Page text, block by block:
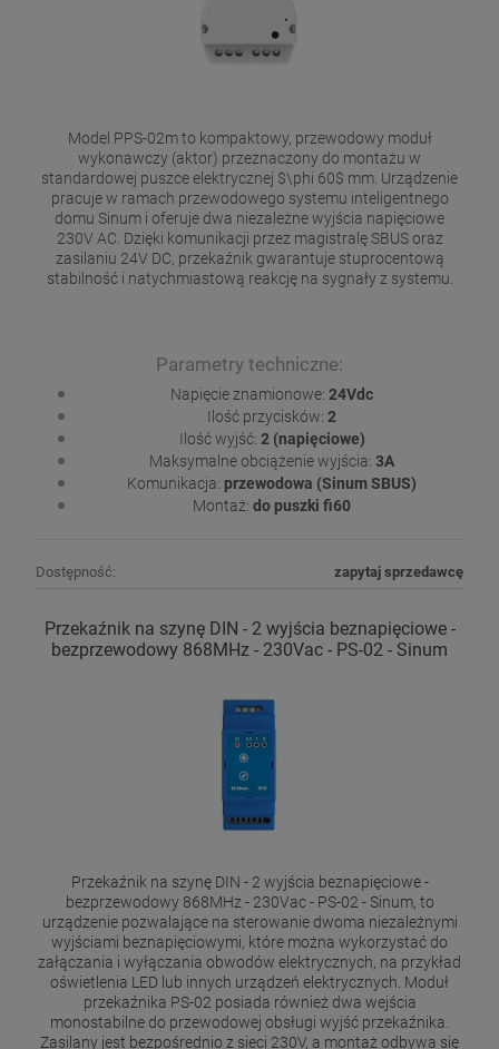
Model PPS-02m to kompaktowy, przewodowy moduł
wykonawczy (aktor) przeznaczony do montażu w
standardowej puszce elektrycznej $\phi 60$ mm. Urządzenie
pracuje w ramach przewodowego systemu inteligentnego
domu Sinum i oferuje dwa niezależne wyjścia napięciowe
230V AC. Dzięki komunikacji przez magistralę SBUS oraz
zasilaniu 24V DC, przekaźnik gwarantuje stuprocentową
stabilność i natychmiastową reakcję na sygnały z systemu.
Parametry techniczne:
Napięcie znamionowe: 24Vdc
Ilość przycisków: 2
Ilość wyjść: 2 (napięciowe)
Maksymalne obciążenie wyjścia: 3A
Komunikacja: przewodowa (Sinum SBUS)
Montaż: do puszki fi60
Dostępność: zapytaj sprzedawcę
Przekaźnik na szynę DIN - 2 wyjścia beznapięciowe -
bezprzewodowy 868MHz - 230Vac - PS-02 - Sinum
Przekaźnik na szynę DIN - 2 wyjścia beznapięciowe -
bezprzewodowy 868MHz - 230Vac - PS-02 - Sinum, to
urządzenie pozwalające na sterowanie dwoma niezależnymi
wyjściami beznapięciowymi, które można wykorzystać do
załączania i wyłączania obwodów elektrycznych, na przykład
oświetlenia LED lub innych urządzeń elektrycznych. Moduł
przekaźnika PS-02 posiada również dwa wejścia
monostabilne do przewodowej obsługi wyjść przekaźnika.
Zasilany jest bezpośrednio z sieci 230V, a montaż odbywa się